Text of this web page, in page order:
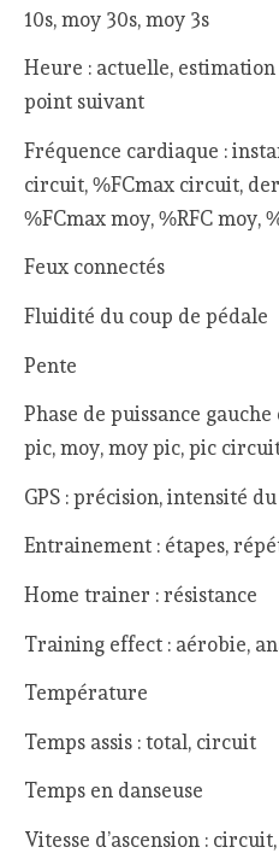
10s, moy 30s, moy 3s
Heure : actuelle,
point suivant
Fréquence cardiaque :
circuit, %FCmax circuit,
%FCmax moy, %RFC moy,
Feux connectés
Fluidité du coup de pédale
Pente
Phase de puissance
pic, moy, moy pic, pic
GPS : précision, intensité
Entrainement : étapes,
Home trainer : résistance
Training effect : aérobie,
Température
Temps assis : total, circuit
Temps en danseuse
Vitesse d’ascension :